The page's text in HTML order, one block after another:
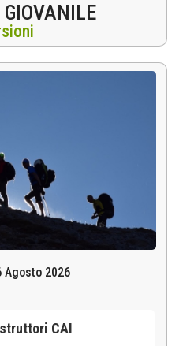
Agosto 2026
CAI